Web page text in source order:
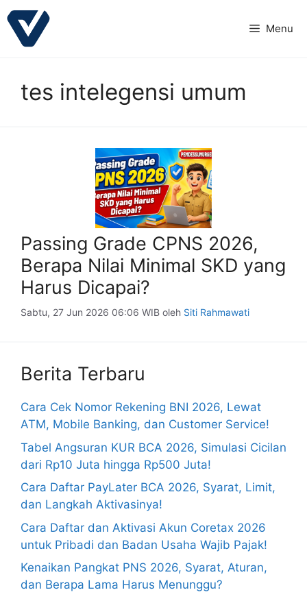
Langsung
ke
Menu
tes intelegensi umum
Passing Grade CPNS 2026,
Berapa Nilai Minimal SKD yang
Harus Dicapai?
Sabtu, 27 Jun 2026 06:06 WIB oleh Siti Rahmawati
Berita Terbaru
Cara Cek Nomor Rekening BNI 2026, Lewat
ATM, Mobile Banking, dan Customer Service!
Tabel Angsuran KUR BCA 2026, Simulasi Cicilan
dari Rp10 Juta hingga Rp500 Juta!
Cara Daftar PayLater BCA 2026, Syarat, Limit,
dan Langkah Aktivasinya!
Cara Daftar dan Aktivasi Akun Coretax 2026
untuk Pribadi dan Badan Usaha Wajib Pajak!
Kenaikan Pangkat PNS 2026, Syarat, Aturan,
dan Berapa Lama Harus Menunggu?